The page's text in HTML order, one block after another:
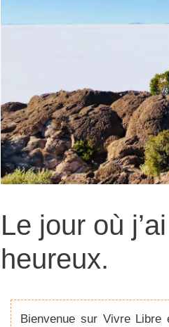
Le jour où
heureux.
Bienvenue sur Vivre